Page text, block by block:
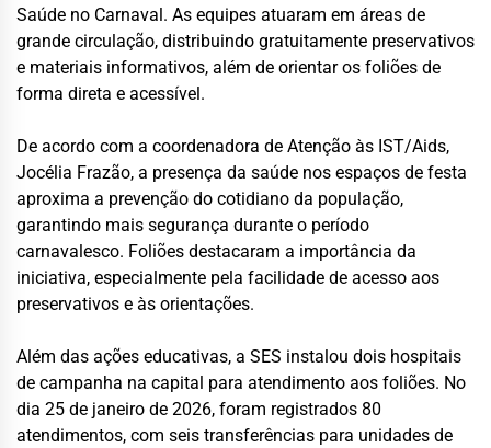
Saúde no Carnaval. As equipes atuaram em áreas de
grande circulação, distribuindo gratuitamente preservativos
e materiais informativos, além de orientar os foliões de
forma direta e acessível.
De acordo com a coordenadora de Atenção às IST/Aids,
Jocélia Frazão, a presença da saúde nos espaços de festa
aproxima a prevenção do cotidiano da população,
garantindo mais segurança durante o período
carnavalesco. Foliões destacaram a importância da
iniciativa, especialmente pela facilidade de acesso aos
preservativos e às orientações.
Além das ações educativas, a SES instalou dois hospitais
de campanha na capital para atendimento aos foliões. No
dia 25 de janeiro de 2026, foram registrados 80
atendimentos, com seis transferências para unidades de